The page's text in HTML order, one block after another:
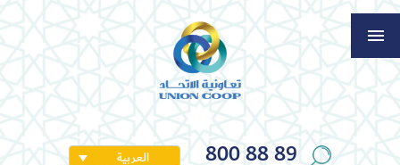
800 88 89 العربية